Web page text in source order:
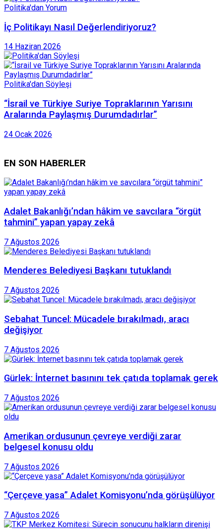
Politika'dan Yorum
İç Politikayı Nasıl Değerlendiriyoruz?
14 Haziran 2026
Politika'dan Söyleşi
“İsrail ve Türkiye Suriye Topraklarının Yarısını
Aralarında Paylaşmış Durumdadırlar”
24 Ocak 2026
EN SON HABERLER
Adalet Bakanlığı’ndan hâkim ve savcılara “örgüt
tahmini” yapan yapay zekâ
7 Ağustos 2026
Menderes Belediyesi Başkanı tutuklandı
7 Ağustos 2026
Sebahat Tuncel: Mücadele bırakılmadı, aracı
değişiyor
7 Ağustos 2026
Gürlek: İnternet basınını tek çatıda toplamak gerek
7 Ağustos 2026
Amerikan ordusunun çevreye verdiği zarar
belgesel konusu oldu
7 Ağustos 2026
“Çerçeve yasa” Adalet Komisyonu’nda görüşülüyor
7 Ağustos 2026